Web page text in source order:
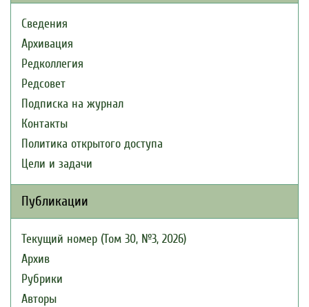
Сведения
Архивация
Редколлегия
Редсовет
Подписка на журнал
Контакты
Политика открытого доступа
Цели и задачи
Публикации
Текущий номер (Том 30, №3, 2026)
Архив
Рубрики
Авторы